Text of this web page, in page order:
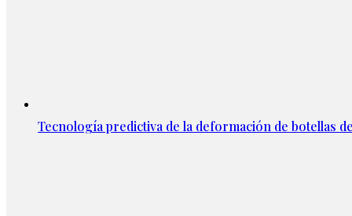
Tecnología predictiva de la deformación de botellas